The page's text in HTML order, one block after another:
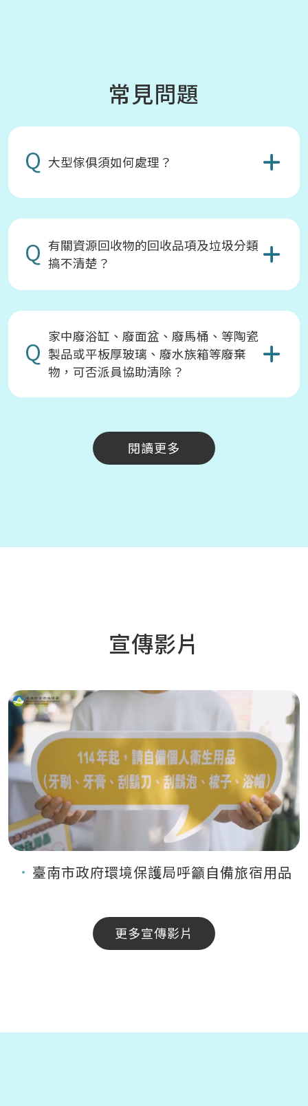
常見問題
Q 大型傢俱須如何處理？
Q 有關資源回收物的回收品項及垃圾分類
搞不清楚？
Q 家中廢浴缸、廢面盆、廢馬桶、等陶瓷
製品或平板厚玻璃、廢水族箱等廢棄
物，可否派員協助清除？
閱讀更多
宣傳影片
臺南市政府環境保護局呼籲自備旅宿用品
更多宣傳影片